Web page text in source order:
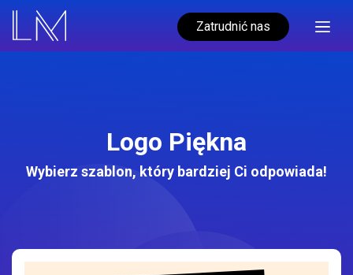
Zatrudnić nas
Logo Piękna
Wybierz szablon, który bardziej Ci odpowiada!